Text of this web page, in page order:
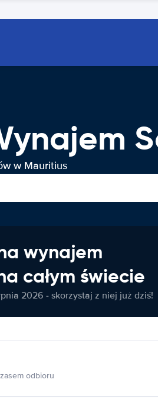
w Mauritius
wynajem
całym świecie
2026 - skorzystaj z niej już dziś!
odbioru